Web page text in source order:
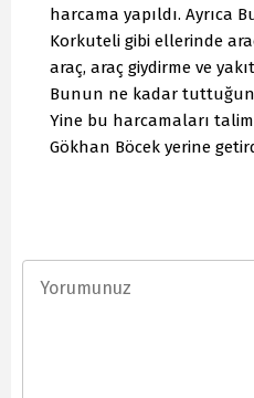
harcama yapıldı. Ayrıca
Korkuteli gibi ellerinde
araç, araç giydirme ve
Bunun ne kadar
Yine bu harcamaları
Gökhan Böcek yerine